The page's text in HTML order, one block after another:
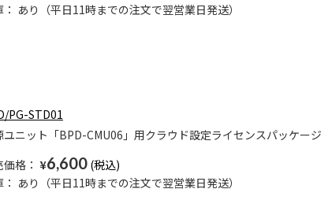
あり（平日11時までの注文で翌営業日発送）
PG-STD01
ユニット「BPD-CMU06」用クラウド設定ライセンスパッケージ
格： ¥6,600
あり（平日11時までの注文で翌営業日発送）